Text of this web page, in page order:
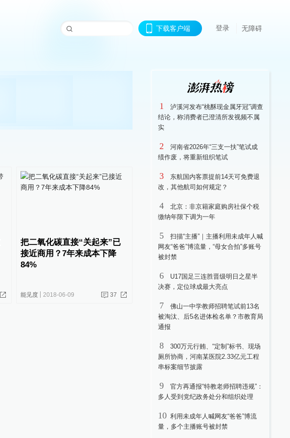
下载客户端 登录 无障碍
把二氧化碳直接“关起来”已
接近商用？7年来成本下降
84%
能见度 2018-06-09 37
1
泸溪河发布“桃酥现金属牙冠”调查
结论，称消费者已澄清所发视频不属
实
2
河南省2026年“三支一扶”笔试成
绩作废，将重新组织笔试
3
东航国内客票提前14天可免费退
改，其他航司如何规定？
4
北京：非京籍家庭购房社保个税
缴纳年限下调为一年
5
扫描“主播”｜主播利用未成年人喊
网友“爸爸”博流量，“母女合拍”多账号
被封禁
6
U17国足三连胜晋级明日之星半
决赛，定位球成最大亮点
7
佛山一中学教师招聘笔试前13名
被淘汰、后5名进体检名单？市教育局
通报
8
300万元行贿、“定制”标书、现场
厕所协商，河南某医院2.33亿元工程
串标案细节披露
9
官方再通报“特教老师招聘违规”：
多人受到党纪政务处分和组织处理
10 利用未成年人喊网友“爸爸”博流
量，多个主播账号被封禁